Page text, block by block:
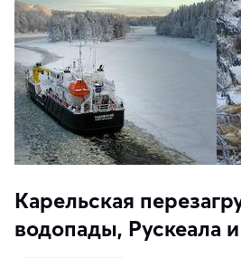
Карельская
водопады, Рускеала